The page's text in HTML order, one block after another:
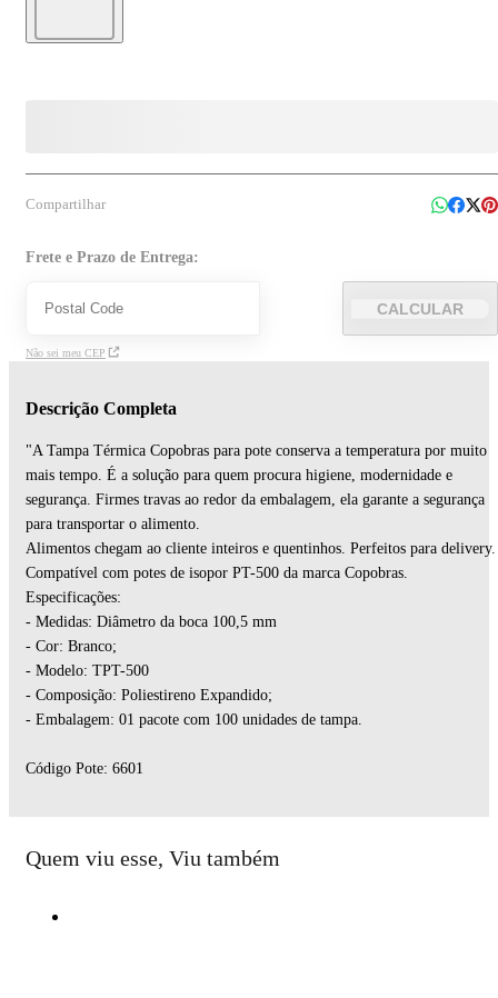
Compartilhar
Frete e Prazo de Entrega:
CALCULAR
Não sei meu CEP
Descrição Completa
"A Tampa Térmica Copobras para pote conserva a temperatura por muito
mais tempo. É a solução para quem procura higiene, modernidade e
segurança. Firmes travas ao redor da embalagem, ela garante a segurança
para transportar o alimento.
Alimentos chegam ao cliente inteiros e quentinhos. Perfeitos para delivery.
Compatível com potes de isopor PT-500 da marca Copobras.
Especificações:
- Medidas: Diâmetro da boca 100,5 mm
- Cor: Branco;
- Modelo: TPT-500
- Composição: Poliestireno Expandido;
- Embalagem: 01 pacote com 100 unidades de tampa.
Código Pote: 6601
Quem viu esse, Viu também